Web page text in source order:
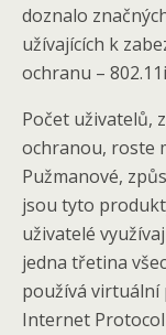
doznalo
užívajících k
ochranu –
Počet uživatelů,
ochranou, roste
Pužmanové,
jsou tyto
uživatelé
jedna třetina
používá virtuální
Internet Protocol